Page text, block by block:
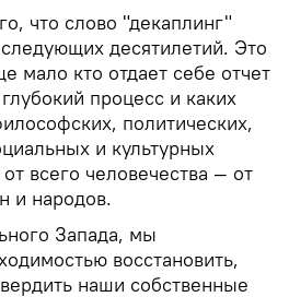
что слово "декаплинг"
десятилетий. Это
мало кто отдает себе отчет
процесс и каких
политических,
и культурных
всего человечества — от
и народов.
Запада, мы
восстановить,
наши собственные